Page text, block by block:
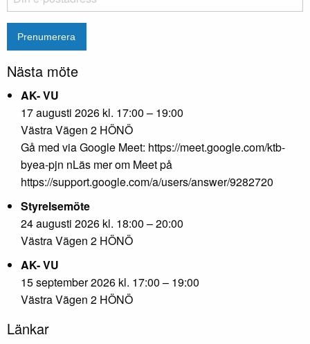
Nästa möte
AK- VU
17 augusti 2026 kl. 17:00 – 19:00
Västra Vägen 2 HÖNÖ
Gå med via Google Meet: https://meet.google.com/ktb-
byea-pjn nLäs mer om Meet på
https://support.google.com/a/users/answer/9282720
Styrelsemöte
24 augusti 2026 kl. 18:00 – 20:00
Västra Vägen 2 HÖNÖ
AK- VU
15 september 2026 kl. 17:00 – 19:00
Västra Vägen 2 HÖNÖ
Länkar